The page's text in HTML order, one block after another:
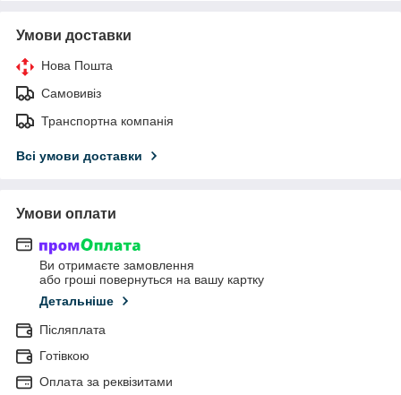
Умови доставки
Нова Пошта
Самовивіз
Транспортна компанія
Всі умови доставки
Умови оплати
Ви отримаєте замовлення
або гроші повернуться на вашу картку
Детальніше
Післяплата
Готівкою
Оплата за реквізитами